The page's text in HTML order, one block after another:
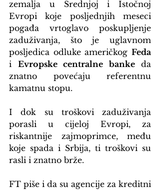
zemalja u Srednjoj i Istočnoj
Evropi koje posljednjih meseci
pogađa vrtoglavo poskupljenje
zaduživanja, što je uglavnom
posljedica odluke američkog Feda
i Evropske centralne banke da
znatno povećaju referentnu
kamatnu stopu.
I dok su troškovi zaduživanja
porasli u cijeloj Evropi, za
riskantnije zajmoprimce, među
koje spada i Srbija, ti troškovi su
rasli i znatno brže.
FT piše i da su agencije za kreditni